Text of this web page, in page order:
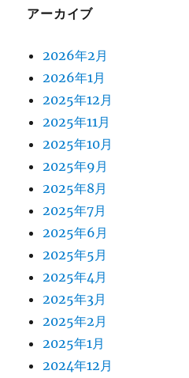
アーカイブ
2026年2月
2026年1月
2025年12月
2025年11月
2025年10月
2025年9月
2025年8月
2025年7月
2025年6月
2025年5月
2025年4月
2025年3月
2025年2月
2025年1月
2024年12月